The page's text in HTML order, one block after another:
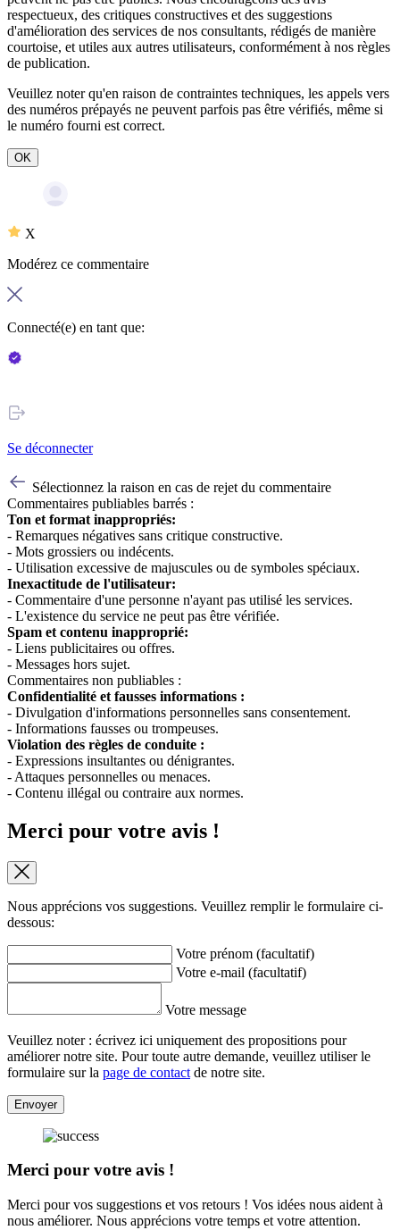
respectueux, des critiques constructives et des suggestions
d'amélioration des services de nos consultants, rédigés de manière
courtoise, et utiles aux autres utilisateurs, conformément à nos règles
de publication.
Veuillez noter qu'en raison de contraintes techniques, les appels vers
des numéros prépayés ne peuvent parfois pas être vérifiés, même si
le numéro fourni est correct.
OK
X
Modérez ce commentaire
Connecté(e) en tant que:
Se déconnecter
Sélectionnez la raison en cas de rejet du commentaire
Commentaires publiables barrés :
Ton et format inappropriés:
- Remarques négatives sans critique constructive.
- Mots grossiers ou indécents.
- Utilisation excessive de majuscules ou de symboles spéciaux.
Inexactitude de l'utilisateur:
- Commentaire d'une personne n'ayant pas utilisé les services.
- L'existence du service ne peut pas être vérifiée.
Spam et contenu inapproprié:
- Liens publicitaires ou offres.
- Messages hors sujet.
Commentaires non publiables :
Confidentialité et fausses informations :
- Divulgation d'informations personnelles sans consentement.
- Informations fausses ou trompeuses.
Violation des règles de conduite :
- Expressions insultantes ou dénigrantes.
- Attaques personnelles ou menaces.
- Contenu illégal ou contraire aux normes.
Merci pour votre avis !
Nous apprécions vos suggestions. Veuillez remplir le formulaire ci-
dessous:
Votre prénom (facultatif)
Votre e-mail (facultatif)
Votre message
Veuillez noter : écrivez ici uniquement des propositions pour
améliorer notre site. Pour toute autre demande, veuillez utiliser le
formulaire sur la page de contact de notre site.
Envoyer
Merci pour votre avis !
Merci pour vos suggestions et vos retours ! Vos idées nous aident à
nous améliorer. Nous apprécions votre temps et votre attention.